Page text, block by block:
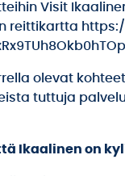
Visit
reittikartta
olevat
tuttuja
Ikaalinen on